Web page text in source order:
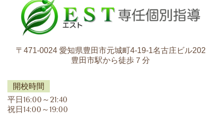
〒471-0024 愛知県豊田市元城町4-19-1名古庄ビル202
豊田市駅から徒歩７分
開校時間
平日16:00～21:40
祝日14:00～19:00